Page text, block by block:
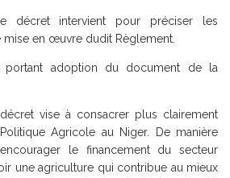
décret intervient pour préciser les
en œuvre dudit Règlement.
portant adoption du document de la
vise à consacrer plus clairement
Agricole au Niger. De manière
le financement du secteur
une agriculture qui contribue au mieux